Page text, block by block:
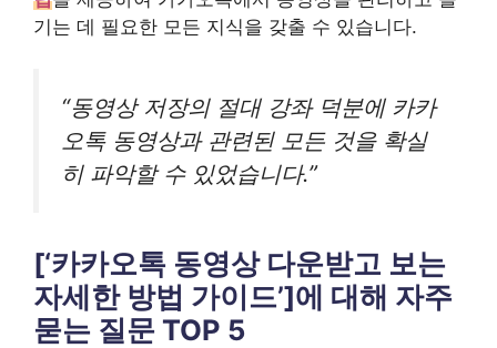
기는 데 필요한 모든 지식을 갖출 수 있습니다.
“동영상 저장의 절대 강좌 덕분에 카카
오톡 동영상과 관련된 모든 것을 확실
히 파악할 수 있었습니다.”
[‘카카오톡 동영상 다운받고 보는
자세한 방법 가이드’]에 대해 자주
묻는 질문 TOP 5